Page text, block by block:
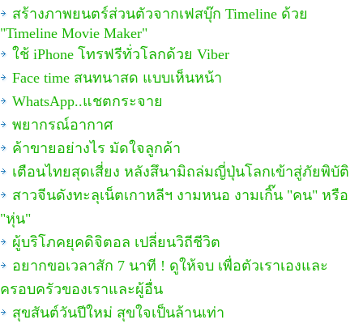
สร้างภาพยนตร์ส่วนตัวจากเฟสบุ๊ก Timeline ด้วย
"Timeline Movie Maker"
ใช้ iPhone โทรฟรีทั่วโลกด้วย Viber
Face time สนทนาสด แบบเห็นหน้า
WhatsApp..แชตกระจาย
พยากรณ์อากาศ
ค้าขายอย่างไร มัดใจลูกค้า
เตือนไทยสุดเสี่ยง หลังสึนามิถล่มญี่ปุ่นโลกเข้าสู่ภัยพิบัติ
สาวจีนดังทะลุเน็ตเกาหลีฯ งามหนอ งามเกิ๊น "คน" หรือ
"หุ่น"
ผู้บริโภคยุคดิจิตอล เปลี่ยนวิถีชีวิต
อยากขอเวลาสัก 7 นาที ! ดูให้จบ เพื่อตัวเราเองและ
ครอบครัวของเราและผู้อื่น